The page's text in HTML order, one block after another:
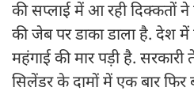
की सप्लाई में आ रही दिक्कतों
की जेब पर डाका डाला है. देश
महंगाई की मार पड़ी है.
सिलेंडर के दामों में एक बार फिर